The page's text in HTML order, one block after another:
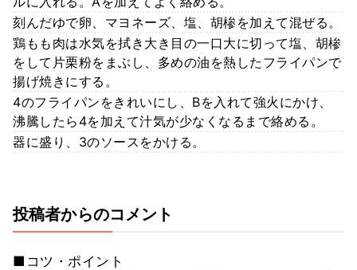
刻んだゆで卵、マヨネーズ、塩、胡椮を加えて混ぜる。
鶏もも肉は水気を拭き大き目の一口大に切って塩、胡椮
をして片栗粉をまぶし、多めの油を熱したフライパンで
揚げ焼きにする。
4のフライパンをきれいにし、Bを入れて強火にかけ、
沸騰したら4を加えて汁気が少なくなるまで絡める。
器に盛り、3のソースをかける。
投稿者からのコメント
■コツ・ポイント